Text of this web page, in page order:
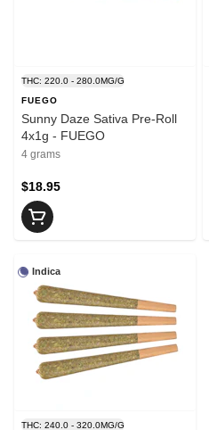
THC: 220.0 - 280.0MG/G
FUEGO
Sunny Daze Sativa Pre-Roll
4x1g - FUEGO
4 grams
$18.95
Indica
THC: 240.0 - 320.0MG/G